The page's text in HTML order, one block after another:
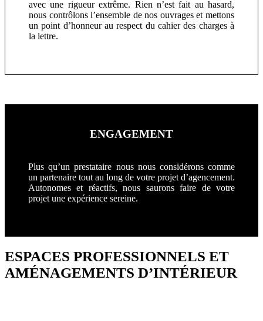
avec une rigueur extrême. Rien n’est fait au hasard,
nous contrôlons l’ensemble de nos ouvrages et mettons
un point d’honneur au respect du cahier des charges à
la lettre.
ENGAGEMENT
Plus qu’un prestataire nous nous considérons comme
un partenaire tout au long de votre projet d’agencement.
Autonomes et réactifs, nous saurons faire de votre
projet une expérience sereine.
ESPACES PROFESSIONNELS ET
AMÉNAGEMENTS D’INTÉRIEUR